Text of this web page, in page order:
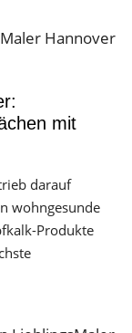
mit
darauf
wohngesunde
Produkte